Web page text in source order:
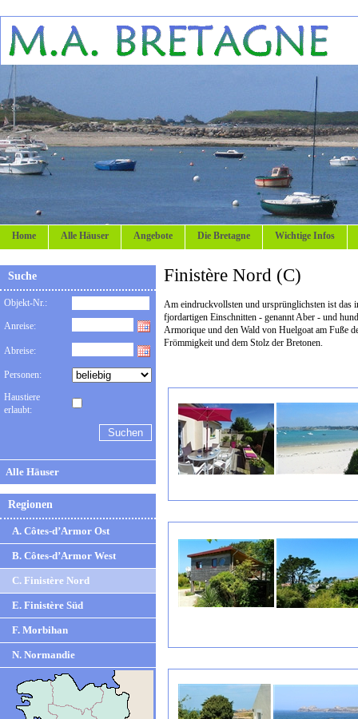
Home Alle Häuser Angebote Die Bretagne Wichtige Infos
Suche
Objekt-Nr.:
Anreise:
Abreise:
Personen:
Haustiere
erlaubt:
Alle Häuser
Regionen
A. Côtes-d’Armor Ost
B. Côtes-d’Armor West
C. Finistère Nord
E. Finistère Süd
F. Morbihan
N. Normandie
Finistère Nord (C)
Am eindruckvollsten und ursprünglichsten ist das
fjordartigen Einschnitten - genannt Aber - und
Armorique und den Wald von Huelgoat am Fuße
Frömmigkeit und dem Stolz der Bretonen.